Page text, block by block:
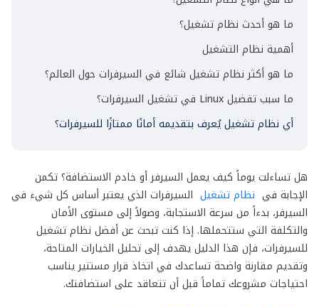
ما هو أحدث نظام تشغيل؟
أهمية نظام التشغيل​
ما هو أكثر نظام تشغيل شائع في السيرفرات حول العالم؟
ما سبب تفضيل Linux في تشغيل السيرفرات؟
أي نظام تشغيل يُعرف بتقديمه أمانًا ممتازًا للسيرفرات؟
هل تساءلت يوماً كيف يعمل السيرفر أو خادم الاستضافة؟ تكمن
الإجابة في نظام تشغيل السيرفرات الذي يعتبر أساس كل شيء في
السيرفر، بدءاً من سرعة الاستجابة، وصولاً إلى مستوى الأمان
والتكلفة التي ستتحملها. إذا كنت تبحث عن أفضل نظام تشغيل
للسيرفرات، فإن هذا الدليل يهدف إلى تحليل الخيارات المتاحة،
وتقديم مقارنة واضحة تساعدك في اتخاذ قرار مستنير يناسب
احتياجات مشروعك تماماً قبل أن تتعاقد على استضافتك.